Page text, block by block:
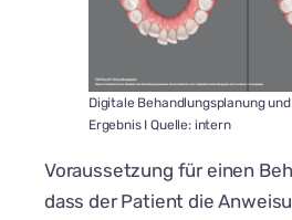
Digitale Behandlungsplanung
Ergebnis I Quelle: intern
Voraussetzung für einen
dass der Patient die